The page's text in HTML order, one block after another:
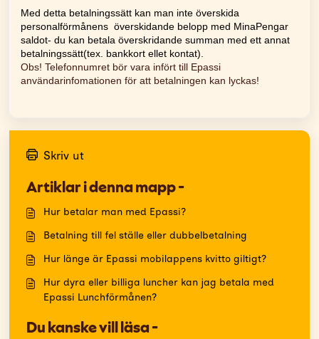
Med detta betalningssätt kan man inte överskida
personalförmånens överskidande belopp med MinaPengar
saldot- du kan betala överskridande summan med ett annat
betalningssätt(tex. bankkort ellet kontat).
Obs! Telefonnumret bör vara infört till Epassi
användarinfomationen för att betalningen kan lyckas!
Skriv ut
Artiklar i denna mapp -
Hur betalar man med Epassi?
Betalning till fel ställe eller dubbelbetalning
Hur länge är Epassi mobilappens kvitto giltigt?
Hur dyra eller billiga luncher kan jag betala med
Epassi Lunchförmånen?
Du kanske vill läsa -